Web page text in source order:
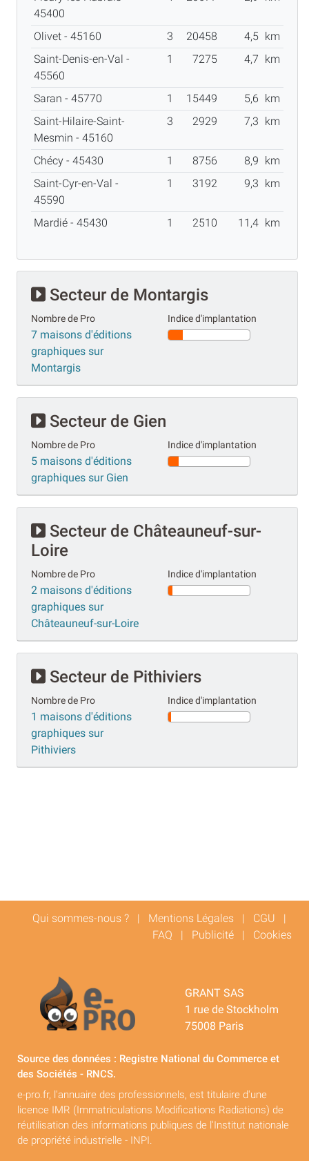
45400
Olivet - 45160 3 20458 4,5 km
Saint-Denis-en-Val -
45560
1 7275 4,7 km
Saran - 45770 1 15449 5,6 km
Saint-Hilaire-Saint-
Mesmin - 45160
3 2929 7,3 km
Chécy - 45430 1 8756 8,9 km
Saint-Cyr-en-Val -
45590
1 3192 9,3 km
Mardié - 45430 1 2510 11,4 km
Secteur de Montargis
Nombre de Pro
7 maisons d'éditions
graphiques sur
Montargis
Indice d'implantation
Secteur de Gien
Nombre de Pro
5 maisons d'éditions
graphiques sur Gien
Indice d'implantation
Secteur de Châteauneuf-sur-
Loire
Nombre de Pro
2 maisons d'éditions
graphiques sur
Châteauneuf-sur-Loire
Indice d'implantation
Secteur de Pithiviers
Nombre de Pro
1 maisons d'éditions
graphiques sur
Pithiviers
Indice d'implantation
Qui sommes-nous ? | Mentions Légales | CGU |
FAQ | Publicité | Cookies
GRANT SAS
1 rue de Stockholm
75008 Paris
Source des données : Registre National du Commerce et
des Sociétés - RNCS.
e-pro.fr, l'annuaire des professionnels, est titulaire d'une
licence IMR (Immatriculations Modifications Radiations) de
réutilisation des informations publiques de l'Institut nationale
de propriété industrielle - INPI.